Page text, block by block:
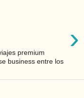
›
premium
business entre los